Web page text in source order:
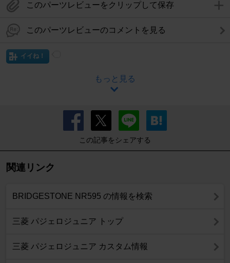
このパーツレビューをクリップして保存
このパーツレビューのコメントを見る
イイね！
もっと見る
この記事をシェアする
関連リンク
BRIDGESTONE NR595 の情報を検索
三菱 パジェロジュニア トップ
三菱 パジェロジュニア カスタム情報